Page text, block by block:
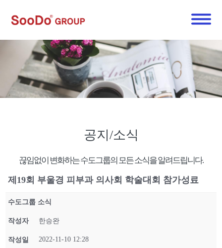
공지/소식
끊임없이 변화하는 수도그룹의 모든 소식을 알려드립니다.
제19회 부울경 피부과 의사회 학술대회 참가성료
수도그룹 소식
작성자 한승완
작성일 2022-11-10 12:28